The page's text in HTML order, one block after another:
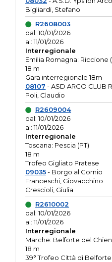
Bigliardi, Stefano
R2608003
dal: 10/01/2026
al: 11/01/2026
Interregionale
Emilia Romagna: Riccione
18 m
Gara interregionale 18m
08107 - ASD ARCO CLUB
Poli, Claudio
R2609004
dal: 10/01/2026
al: 11/01/2026
Interregionale
Toscana: Pescia (PT)
18 m
Trofeo Gigliato Pratese
09035- Borgo al Cornio
Franceschi, Giovacchino
Crescioli, Giulia
R2610002
dal: 10/01/2026
al: 11/01/2026
Interregionale
Marche: Belforte del
18 m
39° Trofeo Città di